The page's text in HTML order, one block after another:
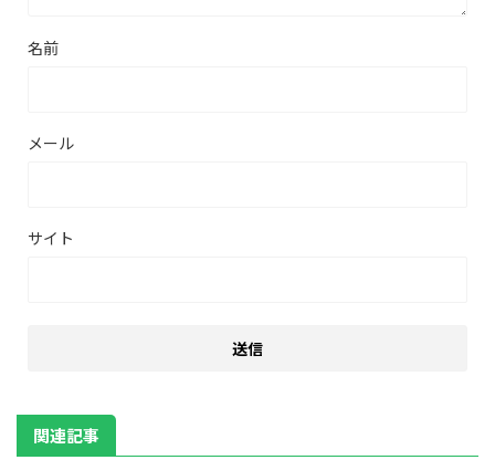
名前
メール
サイト
関連記事